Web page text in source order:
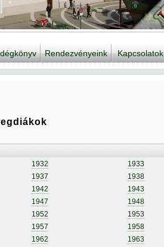
Rendezvényeink Kapcsolatok
1932
1933
1937
1938
1942
1943
1947
1948
1952
1953
1957
1958
1962
1963